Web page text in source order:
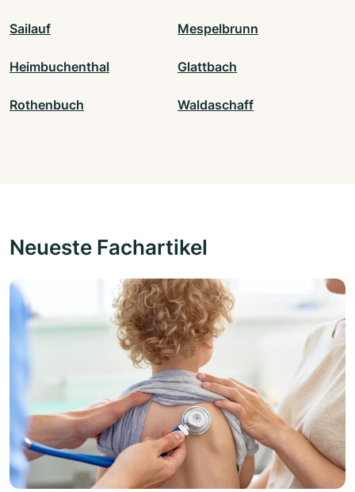
Sailauf Mespelbrunn
Heimbuchenthal Glattbach
Rothenbuch Waldaschaff
Neueste Fachartikel